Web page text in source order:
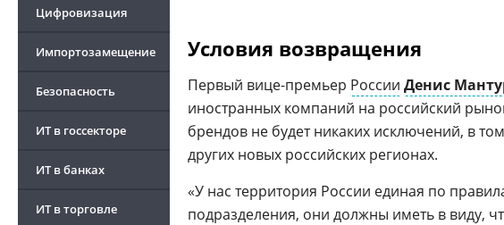
Цифровизация
Импортозамещение
Безопасность
ИТ в госсекторе
ИТ в банках
ИТ в торговле
Условия возвращения
Первый вице-премьер России Денис
иностранных компаний на российский
брендов не будет никаких исключений, в
других новых российских регионах.
«У нас территория России единая по
подразделения, они должны иметь в виду,